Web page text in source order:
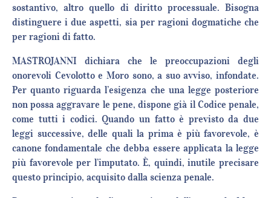
sostantivo, altro quello di diritto processuale. Bisogna
distinguere i due aspetti, sia per ragioni dogmatiche che
per ragioni di fatto.
MASTROJANNI dichiara che le preoccupazioni degli
onorevoli Cevolotto e Moro sono, a suo avviso, infondate.
Per quanto riguarda l’esigenza che una legge posteriore
non possa aggravare le pene, dispone già il Codice penale,
come tutti i codici. Quando un fatto è previsto da due
leggi successive, delle quali la prima è più favorevole, è
canone fondamentale che debba essere applicata la legge
più favorevole per l’imputato. È, quindi, inutile precisare
questo principio, acquisito dalla scienza penale.